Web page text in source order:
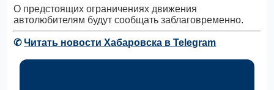
О предстоящих ограничениях движения
автолюбителям будут сообщать заблаговременно.
✆Читать новости Хабаровска в Telegram